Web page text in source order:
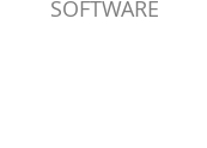
SOFTWARE